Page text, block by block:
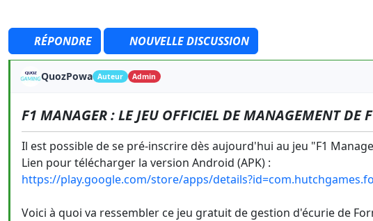
RÉPONDRE NOUVELLE DISCUSSION
QuozPowa Auteur Admin
F1 MANAGER : LE JEU OFFICIEL DE MANAGEMENT DE
Il est possible de se pré-inscrire dès aujourd'hui au jeu "F1
Lien pour télécharger la version Android (APK) :
https://play.google.com/store/apps/
Voici à quoi va ressembler ce jeu gratuit de gestion d'écurie de